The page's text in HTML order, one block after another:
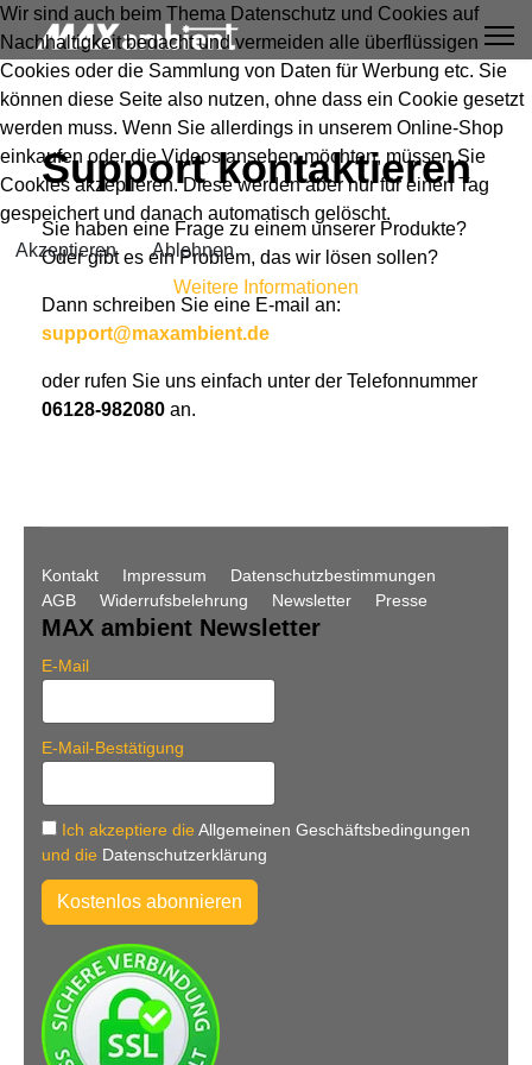
Support kontaktieren
Sie haben eine Frage zu einem unserer Produkte?
Oder gibt es ein Problem, das wir lösen sollen?
Dann schreiben Sie eine E-mail an:
support@maxambient.de
oder rufen Sie uns einfach unter der Telefonnummer
06128-982080 an.
Kontakt Impressum
Datenschutzbestimmungen
AGB
Widerrufsbelehrung Newsletter Presse
MAX ambient Newsletter
E-Mail
E-Mail-Bestätigung
Ich akzeptiere die Allgemeinen Geschäftsbedingungen
und die Datenschutzerklärung
Kostenlos abonnieren
Wir sind auch beim Thema Datenschutz und Cookies auf
Nachhaltigkeit bedacht und vermeiden alle überflüssigen
Cookies oder die Sammlung von Daten für Werbung etc. Sie
können diese Seite also nutzen, ohne dass ein Cookie gesetzt
werden muss. Wenn Sie allerdings in unserem Online-Shop
einkaufen oder die Videos ansehen möchten, müssen Sie
Cookies akzeptieren. Diese werden aber nur für einen Tag
gespeichert und danach automatisch gelöscht.
Akzeptieren
Ablehnen
Weitere Informationen